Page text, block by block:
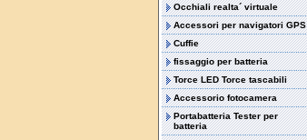
Occhiali realta´ virtuale
Accessori per navigatori GPS
Cuffie
fissaggio per batteria
Torce LED Torce tascabili
Accessorio fotocamera
Portabatteria Tester per
batteria